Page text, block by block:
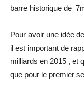
barre historique de
Pour avoir une idée
il est important de
milliards en 2015 , et
que pour le premier